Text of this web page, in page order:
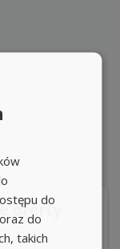
oferty
do
do
takich